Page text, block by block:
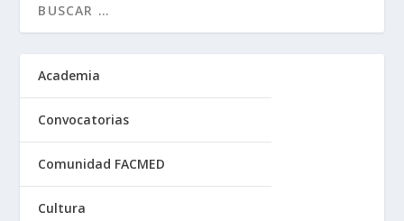
Academia
Convocatorias
Comunidad FACMED
Cultura